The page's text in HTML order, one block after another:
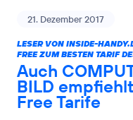
21. Dezember 2017
LESER VON INSIDE-
FREE ZUM BESTEN TARIF
Auch
BILD
Free Tarife